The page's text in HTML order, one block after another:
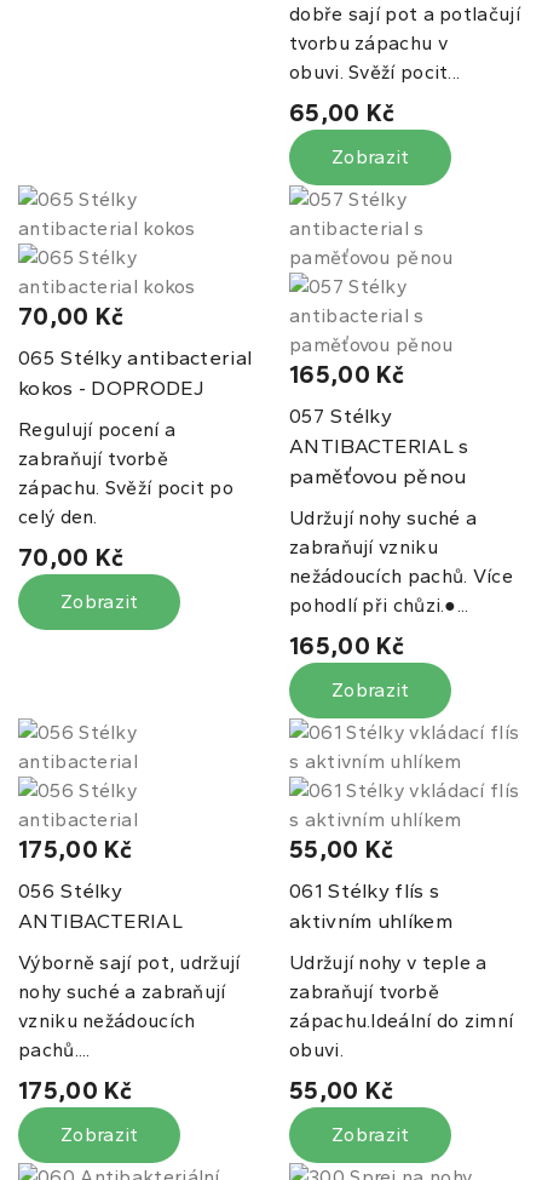
dobře sají pot a potlačují
tvorbu zápachu v
obuvi. Svěží pocit...
65,00 Kč
Zobrazit
70,00 Kč
065 Stélky antibacterial
kokos - DOPRODEJ
Regulují pocení a
zabraňují tvorbě
zápachu. Svěží pocit po
celý den.
70,00 Kč
Zobrazit
165,00 Kč
057 Stélky
ANTIBACTERIAL s
paměťovou pěnou
Udržují nohy suché a
zabraňují vzniku
nežádoucích pachů. Více
pohodlí při chůzi.●...
165,00 Kč
Zobrazit
175,00 Kč
056 Stélky
ANTIBACTERIAL
Výborně sají pot, udržují
nohy suché a zabraňují
vzniku nežádoucích
pachů....
175,00 Kč
Zobrazit
55,00 Kč
061 Stélky flís s
aktivním uhlíkem
Udržují nohy v teple a
zabraňují tvorbě
zápachu.Ideální do zimní
obuvi.
55,00 Kč
Zobrazit